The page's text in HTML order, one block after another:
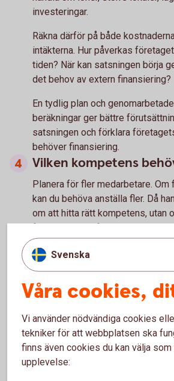
investeringar.
Räkna därför på både
intäkterna. Hur påverkas
tiden? När kan satsningen börja
det behov av extern finansiering?
En tydlig plan och
beräkningar ger bättre
satsningen och förklara
behöver finansiering.
Vilken kompetens
Planera för fler medarbetare.
kan du behöva anställa fler. Då
om att hitta rätt kompetens, utan
förutsättningar för medarbetarna
Fundera på hur ledarskapet och
påverkas när ni blir fler. Det som
företaget var litet kan behöva
verksamheten växer.
Vad behöver du själv
delegera?
När företaget växer blir det ofta
involverad i alla delar av
Svenska
Våra cookies,
Vi använder nödvändiga cookies
tekniker för att webbplatsen ska
finns även cookies du kan välja
upplevelse: